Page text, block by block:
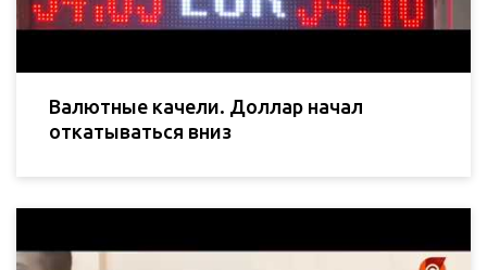
Валютные качели. Доллар начал
откатываться вниз